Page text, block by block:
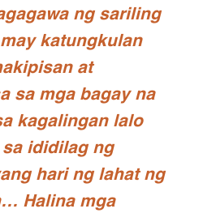
ng sariling
katungkulan
at
sa mga bagay na
kagalingan lalo
sa ididilag ng
hari ng lahat ng
Halina mga